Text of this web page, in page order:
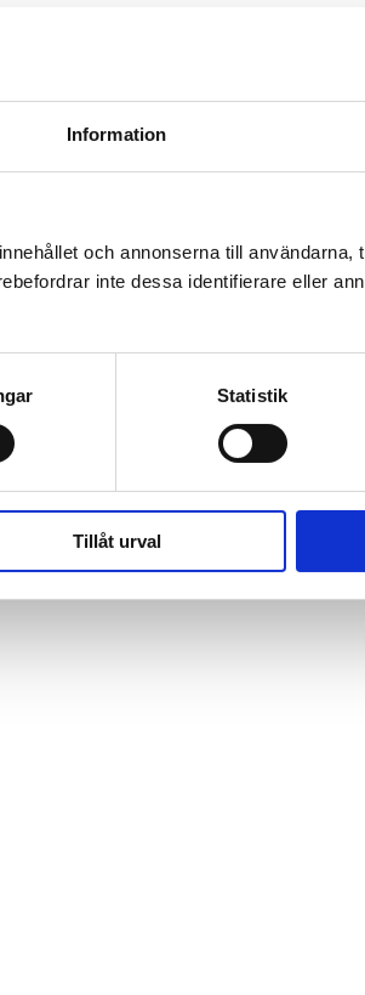
Information
och annonserna till användarna,
inte dessa identifierare eller
Statistik
Tillåt urval